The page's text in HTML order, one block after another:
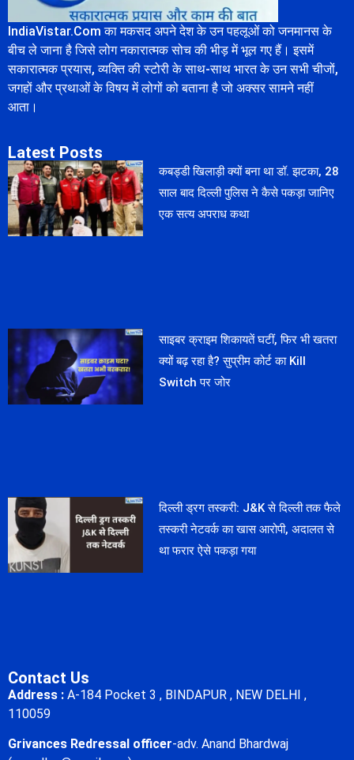
IndiaVistar.Com का मकसद अपने देश के उन पहलूओं को जनमानस के
बीच ले जाना है जिसे लोग नकारात्मक सोच की भीड़ में भूल गए हैं। इसमें
सकारात्मक प्रयास, व्यक्ति की स्टोरी के साथ-साथ भारत के उन सभी चीजों,
जगहों और प्रथाओं के विषय में लोगों को बताना है जो अक्सर सामने नहीं
आता।
Latest Posts
कबड्डी खिलाड़ी क्यों बना था डॉ. झटका, 28
साल बाद दिल्ली पुलिस ने कैसे पकड़ा जानिए
एक सत्य अपराध कथा
साइबर क्राइम शिकायतें घटीं, फिर भी खतरा
क्यों बढ़ रहा है? सुप्रीम कोर्ट का Kill
Switch पर जोर
दिल्ली ड्रग तस्करी: J&K से दिल्ली तक फैले
तस्करी नेटवर्क का खास आरोपी, अदालत से
था फरार ऐसे पकड़ा गया
Contact Us
Address : A-184 Pocket 3 , BINDAPUR , NEW DELHI ,
110059
Grivances Redressal officer-adv. Anand Bhardwaj